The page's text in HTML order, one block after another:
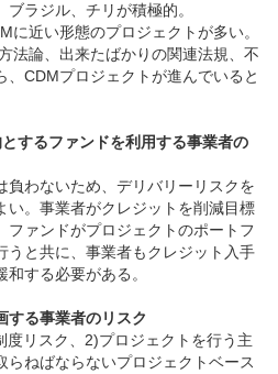
ラジル、チリが積極的。
に近い形態のプロジェクトが多い。
法論、出来たばかりの関連法規、不
、CDMプロジェクトが進んでいると
するファンドを利用する事業者の
負わないため、デリバリーリスクを
い。事業者がクレジットを削減目標
ファンドがプロジェクトのポートフ
うと共に、事業者もクレジット入手
する必要がある。
する事業者のリスク
度リスク、2)プロジェクトを行う主
らねばならないプロジェクトベース